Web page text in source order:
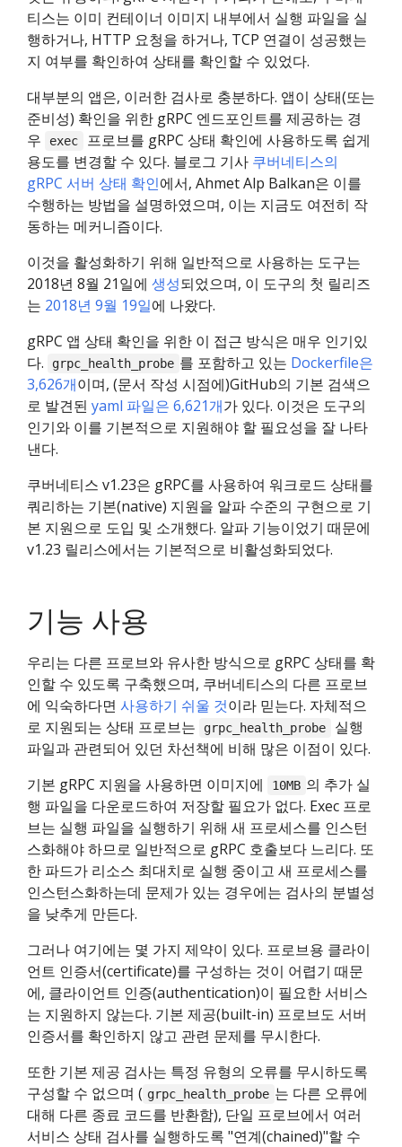
티스는 이미 컨테이너 이미지 내부에서 실행 파일을 실
행하거나, HTTP 요청을 하거나, TCP 연결이 성공했는
지 여부를 확인하여 상태를 확인할 수 있었다.
대부분의 앱은, 이러한 검사로 충분하다. 앱이 상태(또는
준비성) 확인을 위한 gRPC 엔드포인트를 제공하는 경
우
exec
프로브를 gRPC 상태 확인에 사용하도록 쉽게
용도를 변경할 수 있다. 블로그 기사 쿠버네티스의
gRPC 서버 상태 확인에서, Ahmet Alp Balkan은 이를
수행하는 방법을 설명하였으며, 이는 지금도 여전히 작
동하는 메커니즘이다.
이것을 활성화하기 위해 일반적으로 사용하는 도구는
2018년 8월 21일에 생성되었으며, 이 도구의 첫 릴리즈
는 2018년 9월 19일에 나왔다.
gRPC 앱 상태 확인을 위한 이 접근 방식은 매우 인기있
다.
grpc_health_probe 를 포함하고 있는 Dockerfile은
3,626개이며, (문서 작성 시점에)GitHub의 기본 검색으
로 발견된 yaml 파일은 6,621개가 있다. 이것은 도구의
인기와 이를 기본적으로 지원해야 할 필요성을 잘 나타
낸다.
쿠버네티스 v1.23은 gRPC를 사용하여 워크로드 상태를
쿼리하는 기본(native) 지원을 알파 수준의 구현으로 기
본 지원으로 도입 및 소개했다. 알파 기능이었기 때문에
v1.23 릴리스에서는 기본적으로 비활성화되었다.
기능 사용
우리는 다른 프로브와 유사한 방식으로 gRPC 상태를 확
인할 수 있도록 구축했으며, 쿠버네티스의 다른 프로브
에 익숙하다면 사용하기 쉬울 것이라 믿는다. 자체적으
로 지원되는 상태 프로브는
grpc_health_probe
실행
파일과 관련되어 있던 차선책에 비해 많은 이점이 있다.
기본 gRPC 지원을 사용하면 이미지에
10MB 의 추가 실
행 파일을 다운로드하여 저장할 필요가 없다. Exec 프로
브는 실행 파일을 실행하기 위해 새 프로세스를 인스턴
스화해야 하므로 일반적으로 gRPC 호출보다 느리다. 또
한 파드가 리소스 최대치로 실행 중이고 새 프로세스를
인스턴스화하는데 문제가 있는 경우에는 검사의 분별성
을 낮추게 만든다.
그러나 여기에는 몇 가지 제약이 있다. 프로브용 클라이
언트 인증서(certificate)를 구성하는 것이 어렵기 때문
에, 클라이언트 인증(authentication)이 필요한 서비스
는 지원하지 않는다. 기본 제공(built-in) 프로브도 서버
인증서를 확인하지 않고 관련 문제를 무시한다.
또한 기본 제공 검사는 특정 유형의 오류를 무시하도록
구성할 수 없으며 ( grpc_health_probe 는 다른 오류에
대해 다른 종료 코드를 반환함), 단일 프로브에서 여러
서비스 상태 검사를 실행하도록 "연계(chained)"할 수